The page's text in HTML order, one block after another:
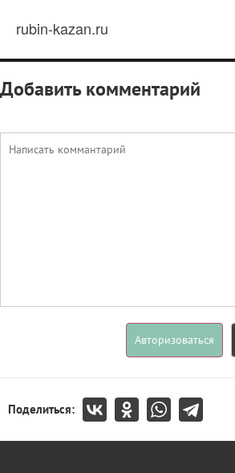
rubin-kazan.ru
Добавить комментарий
Авторизоваться
Поделиться: